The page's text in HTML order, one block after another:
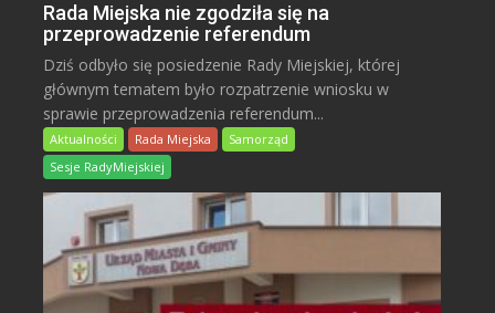
Rada Miejska nie zgodziła się na
przeprowadzenie referendum
Dziś odbyło się posiedzenie Rady Miejskiej, której
głównym tematem było rozpatrzenie wniosku w
sprawie przeprowadzenia referendum...
Aktualności Rada Miejska
Samorząd
Sesje RadyMiejskiej